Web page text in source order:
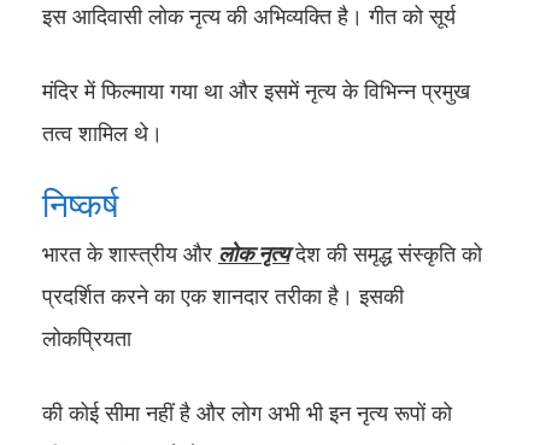
इस आदिवासी लोक नृत्य की अभिव्यक्ति है। गीत को सूर्य
मंदिर में फिल्माया गया था और इसमें नृत्य के विभिन्न प्रमुख
तत्व शामिल थे।
निष्कर्ष
भारत के शास्त्रीय और लोक नृत्यदेश की समृद्ध संस्कृति को
प्रदर्शित करने का एक शानदार तरीका है। इसकी
लोकप्रियता
की कोई सीमा नहीं है और लोग अभी भी इन नृत्य रूपों को